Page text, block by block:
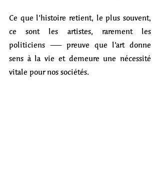
Ce que l’histoire retient, le plus souvent,
ce sont les artistes, rarement les
politiciens — preuve que l’art donne
sens à la vie et demeure une nécessité
vitale pour nos sociétés.